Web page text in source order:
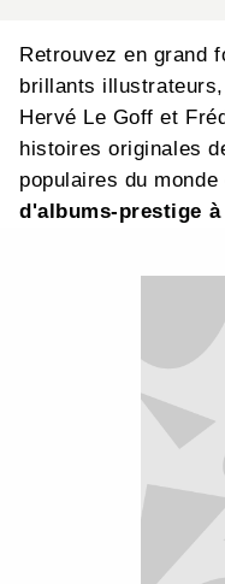
Retrouvez en grand
brillants
Hervé Le Goff et
histoires originales
populaires du
d'albums-prestige